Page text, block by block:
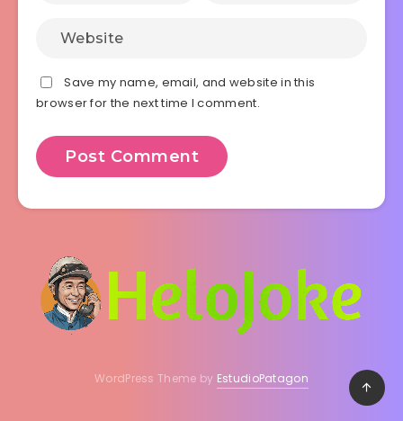
Save my name, email, and website in this
browser for the next time I comment.
WordPress Theme by EstudioPatagon